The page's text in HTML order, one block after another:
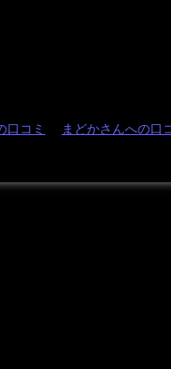
口コミ まどかさんへの口